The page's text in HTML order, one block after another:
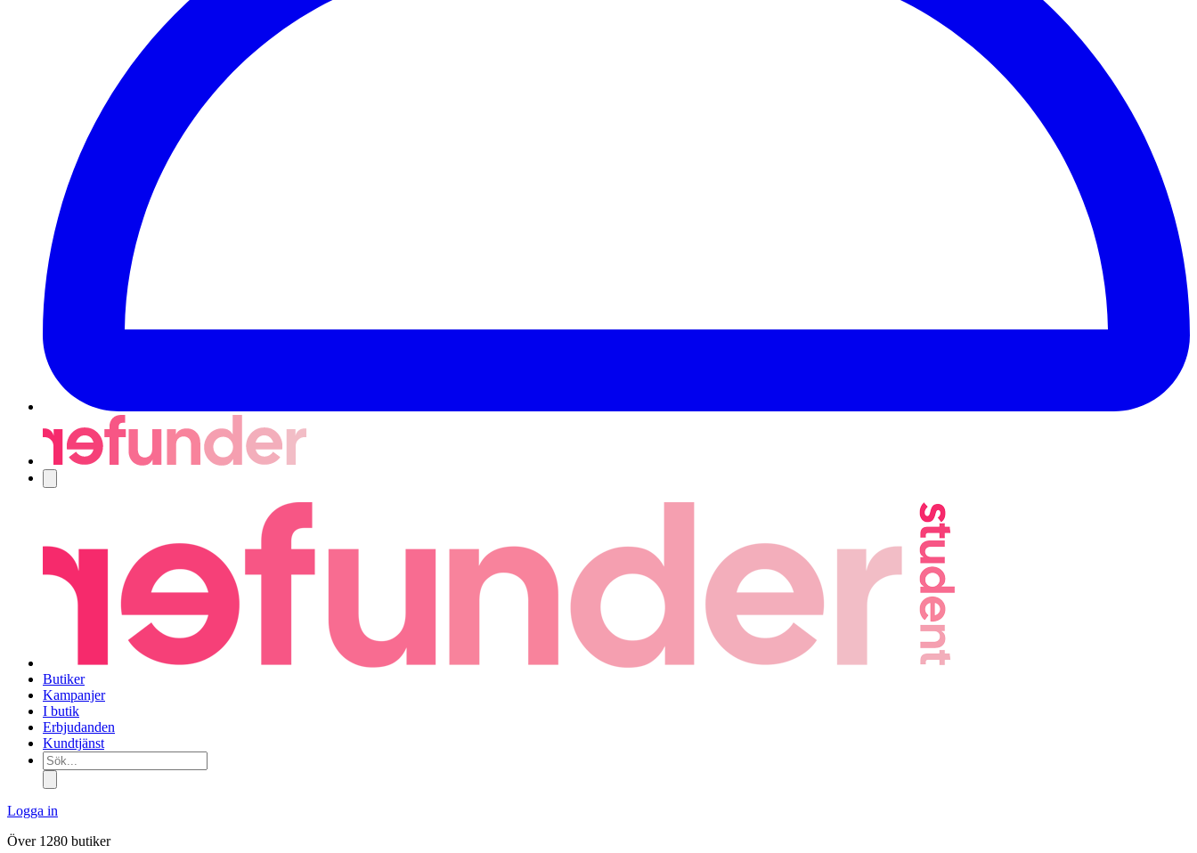
Butiker
Kampanjer
I butik
Erbjudanden
Kundtjänst
Sök...
Logga in
Över 1280 butiker